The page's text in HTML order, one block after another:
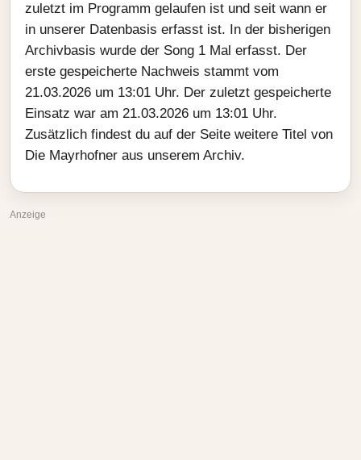
zuletzt im Programm gelaufen ist und seit wann er
in unserer Datenbasis erfasst ist. In der bisherigen
Archivbasis wurde der Song 1 Mal erfasst. Der
erste gespeicherte Nachweis stammt vom
21.03.2026 um 13:01 Uhr. Der zuletzt gespeicherte
Einsatz war am 21.03.2026 um 13:01 Uhr.
Zusätzlich findest du auf der Seite weitere Titel von
Die Mayrhofner aus unserem Archiv.
Anzeige